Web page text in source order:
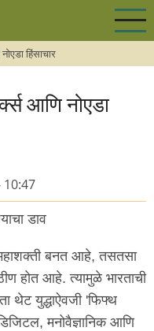
हिंसाचार
आणि नोएडा
10:47
डाव
बनत आहे, तसतसा
होत आहे. त्यामुळे भारताची
थेट युद्धाऐवजी 'फिफ्थ
मनोवैज्ञानिक आणि